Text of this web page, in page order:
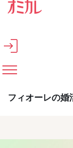
メインコンテンツへスキ
フィオーレの婚